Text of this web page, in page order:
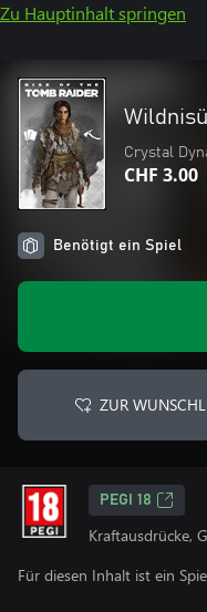
Zu Hauptinhalt springen
Crystal
CHF 3.00
Benötigt ein Spiel
ZUR
PEGI 18
Kraftausdrücke,
Für diesen Inhalt ist ein